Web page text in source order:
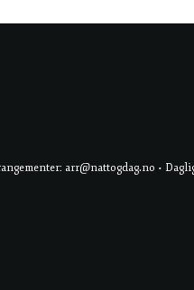
arr@nattogdag.no •